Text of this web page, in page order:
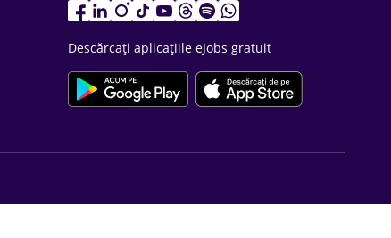
Descărcați aplicațiile eJobs gratuit